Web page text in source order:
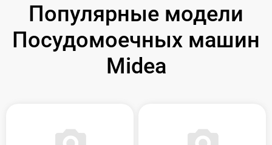
Популярные модели
Посудомоечных машин
Midea